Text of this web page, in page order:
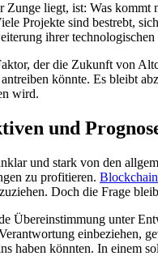
liegt, ist: Was
Projekte sind bestrebt,
ihrer
der die Zukunft von
könnte. Es bleibt
wird.
und
und stark von den
zu profitieren. Blockchain
Doch die Frage
Übereinstimmung unter
einbeziehen,
haben könnten. In einem